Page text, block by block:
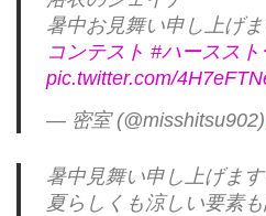
暑中お見舞い申し上げ
コンテスト #ハーススト
pic.twitter.com/
— 密室 (@misshitsu902)
暑中見舞い申し上げます
夏らしくも涼しい要素